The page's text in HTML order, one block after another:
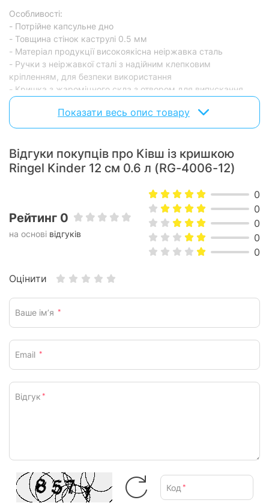
Особливості:
- Потрійне капсульне дно
- Товщина стінок каструлі 0.5 мм
- Матеріал продукції високоякісна неіржавка сталь
- Ручки з неіржавкої сталі з надійним клепковим
кріпленням, для безпеки використання
- Кришка з жароміцного скла з отвором для випускання
пари та металевим обідком.
- Внутрішні позначки літражу
- Підходить для всіх різновидів плит, зокрема індукційних
Показати весь опис товару
Відгуки покупців про Ківш із кришкою
Ringel Kinder 12 см 0.6 л (RG-4006-12)
Рейтинг 0
на основі відгуків
0
0
0
0
0
Оцінити
Ваше ім’я *
Email *
Відгук *
Код *